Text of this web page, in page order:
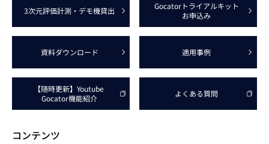
3次元評価計測 ・デモ機貸出 Gocatorトライアルキット
お申込み
資料ダウンロード 適用事例
【随時更新】 Youtube
Gocator機能紹介 よくある質問
コンテンツ